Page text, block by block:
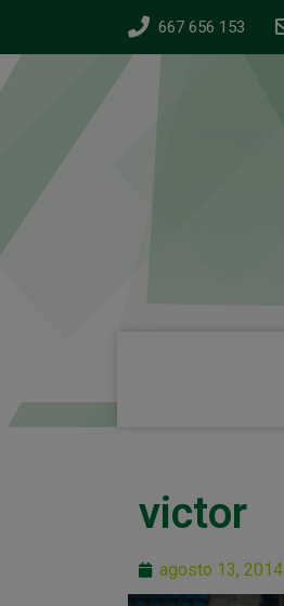
667 656 153
victor
agosto 13, 2014